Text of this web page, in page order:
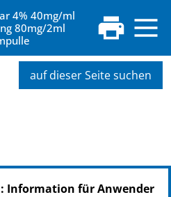
4% 40mg/ml
80mg/2ml
auf dieser Seite suchen
Information für Anwender